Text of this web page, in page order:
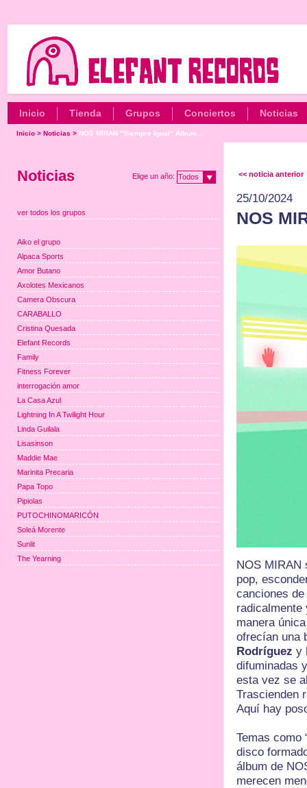
Inicio Tienda Grupos Conciertos Noticias
Inicio> Noticias > NOS MIRAN "Siempre Igual" Álbum...
<< noticia anterior
25/10/2024
NOS
NOS MIRAN
pop,
canciones
radicalmente
manera
ofrecían una
Rodríguez y
difuminadas
esta vez se
Trascienden
Aquí hay
Temas como
disco
álbum de
merecen
Noticias Elige un año: Todos
ver todos los grupos
Aiko el grupo
Alpaca Sports
Amor Butano
Axolotes Mexicanos
Camera Obscura
CARABALLO
Cristina Quesada
Elefant Records
Family
Fitness Forever
interrogación amor
La Casa Azul
Lightning In A Twilight Hour
Linda Guilala
Lisasinson
Maddie Mae
Marinita Precaria
Papa Topo
Pipiolas
PUTOCHINOMARICÓN
Soleá Morente
Sunlit
The Yearning